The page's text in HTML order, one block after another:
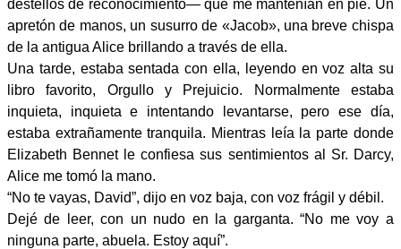
destellos de reconocimiento— que me mantenían en pie. Un
apretón de manos, un susurro de «Jacob», una breve chispa
de la antigua Alice brillando a través de ella.
Una tarde, estaba sentada con ella, leyendo en voz alta su
libro favorito, Orgullo y Prejuicio. Normalmente estaba
inquieta, inquieta e intentando levantarse, pero ese día,
estaba extrañamente tranquila. Mientras leía la parte donde
Elizabeth Bennet le confiesa sus sentimientos al Sr. Darcy,
Alice me tomó la mano.
“No te vayas, David”, dijo en voz baja, con voz frágil y débil.
Dejé de leer, con un nudo en la garganta. “No me voy a
ninguna parte, abuela. Estoy aquí”.